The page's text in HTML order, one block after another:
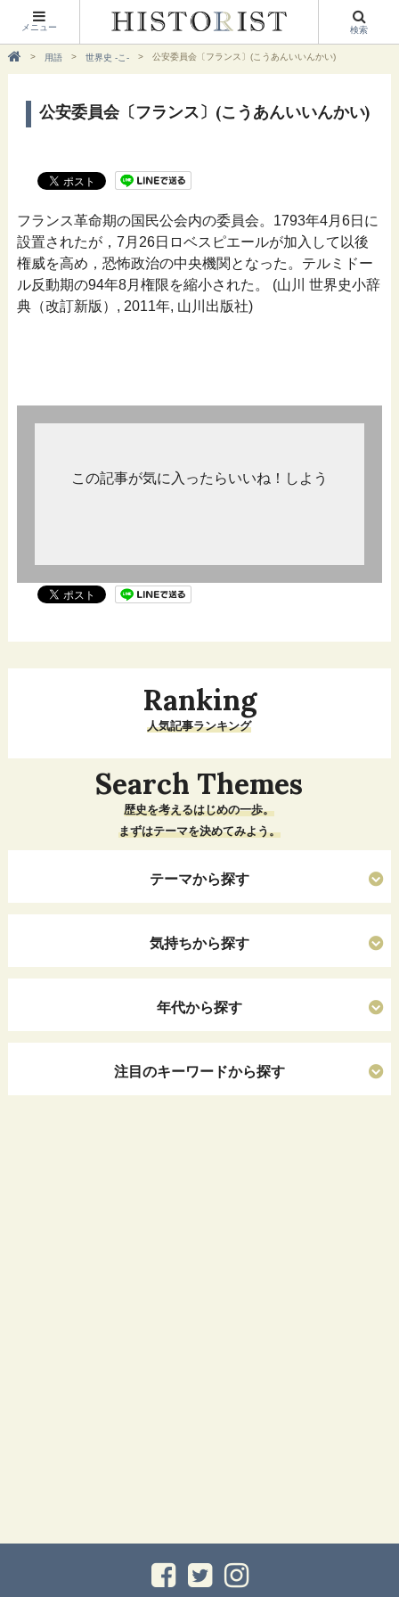
メニュー 検索
用語 世界史 -こ- 公安委員会〔フランス〕(こうあんいいんかい)
公安委員会〔フランス〕(こうあんいいんかい)
フランス革命期の国民公会内の委員会。1793年4月6日に
設置されたが，7月26日ロベスピエールが加入して以後
権威を高め，恐怖政治の中央機関となった。テルミドー
ル反動期の94年8月権限を縮小された。 (山川 世界史小辞
典（改訂新版）, 2011年, 山川出版社)
この記事が気に入ったらいいね！しよう
Ranking
人気記事ランキング
Search Themes
歴史を考えるはじめの一歩。
まずはテーマを決めてみよう。
テーマから探す
気持ちから探す
年代から探す
注目のキーワードから探す